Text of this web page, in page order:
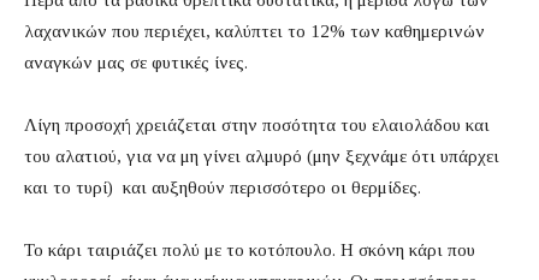
λαχανικών που περιέχει, καλύπτει το 12% των καθημερινών
αναγκών μας σε φυτικές ίνες.
Λίγη προσοχή χρειάζεται στην ποσότητα του ελαιολάδου και
του αλατιού, για να μη γίνει αλμυρό (μην ξεχνάμε ότι υπάρχει
και το τυρί) και αυξηθούν περισσότερο οι θερμίδες.
Το κάρι ταιριάζει πολύ με το κοτόπουλο. Η σκόνη κάρι που